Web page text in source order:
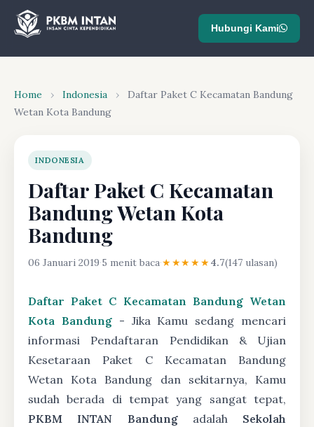
Hubungi Kami
Home › Indonesia ›
Daftar Paket C Kecamatan Bandung
Wetan Kota Bandung
INDONESIA
Daftar Paket C Kecamatan
Bandung Wetan Kota
Bandung
06 Januari 2019·5 menit baca·★★★★★4.7(147 ulasan)
Daftar Paket C Kecamatan Bandung Wetan
Kota Bandung- Jika Kamu sedang mencari
informasi Pendaftaran Pendidikan & Ujian
Kesetaraan Paket C Kecamatan Bandung
Wetan Kota Bandung dan sekitarnya, Kamu
sudah berada di tempat yang sangat tepat,
PKBM INTAN Bandungadalah Sekolah